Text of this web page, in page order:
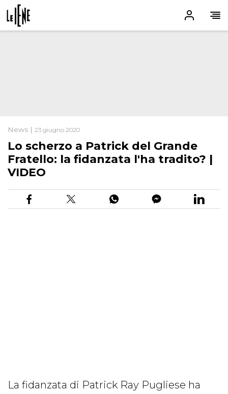
News | 23 giugno 2020
Lo scherzo a Patrick del Grande
Fratello: la fidanzata l'ha tradito? |
VIDEO
La fidanzata di Patrick Ray Pugliese ha